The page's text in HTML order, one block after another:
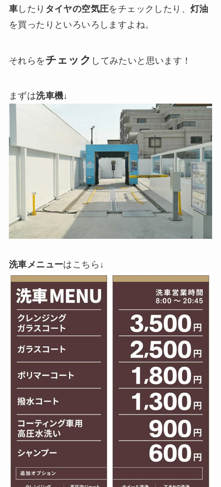
車 したり タイヤの空気圧をチェックしたり、 灯油
を買ったりといろいろしますよね。
それらを チェック してみたいと思います！
まずは洗車機↓
洗車メニューはこちら↓